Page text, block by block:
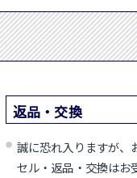
返品・交換
誠に恐れ入りますが、
セル・返品・交換はお